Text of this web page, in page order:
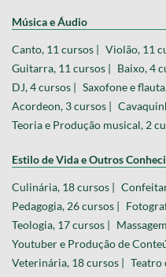
Música e Áudio
Canto, 11 cursos | Violão, 11
Guitarra, 11 cursos | Baixo, 4
DJ, 4 cursos | Saxofone e
Acordeon, 3 cursos |
Teoria e Produção musical, 2
Estilo de Vida e Outros
Culinária, 18 cursos |
Pedagogia, 26 cursos |
Teologia, 17 cursos |
Youtuber e Produção de
Veterinária, 18 cursos | Teatro